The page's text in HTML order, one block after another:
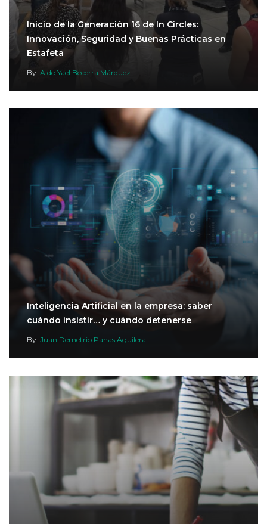
Inicio de la Generación 16 de In Circles:
Innovación, Seguridad y Buenas Prácticas en
Estafeta
By Aldo Yael Becerra Márquez
Inteligencia Artificial en la empresa: saber
cuándo insistir… y cuándo detenerse
By Juan Demetrio Panas Aguilera